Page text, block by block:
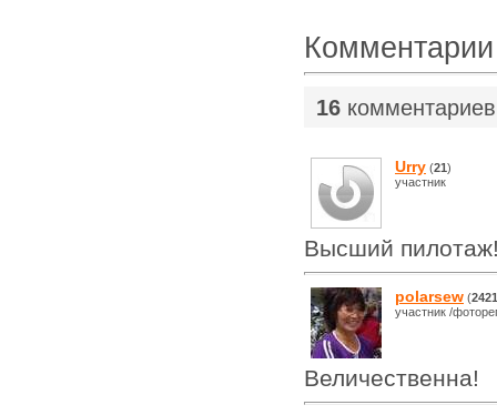
Комментарии
16
Urry (21)
участник
Высший
polarsew (2421
участник /
Величественна!